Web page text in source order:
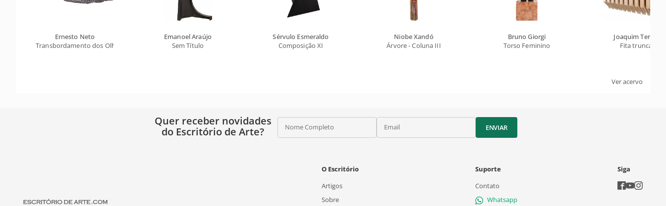
Ernesto Neto
Transbordamento dos Olhos
Emanoel Araújo
Sem Título
Sérvulo Esmeraldo
Composição XI
Niobe Xandó
Árvore - Coluna III
Bruno Giorgi
Torso Feminino
Joaquim Tenreiro
Fita truncada
Ver acervo
Quer receber novidades
do Escritório de Arte?
Nome Completo Email ENVIAR
O Escritório
Artigos
Sobre
Suporte
Contato
Whatsapp
Siga